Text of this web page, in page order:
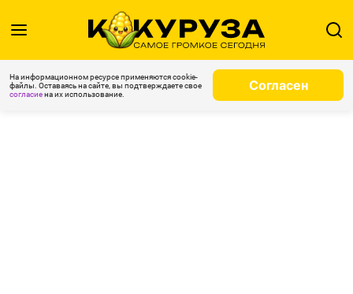
На информационном ресурсе применяются cookie-
файлы. Оставаясь на сайте, вы подтверждаете свое
согласиена их использование.
Согласен